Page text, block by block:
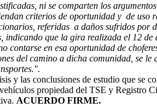
ni se comparten los
criterios de oportunidad y de uso
referidas a daños sufridos por
que la gira realizada el 12
en esa oportunidad de
del camino a dicha comunidad, se le
".
y las conclusiones de estudio que se
propiedad del TSE y Registro
ACUERDO FIRME.